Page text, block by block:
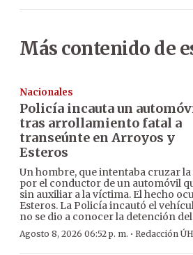
Más contenido de
Nacionales
Policía incauta un
tras arrollamiento fatal a
transeúnte en Arroyos y
Esteros
Un hombre, que intentaba cruzar
por el conductor de un automóvil
sin auxiliar a la víctima. El hecho
Esteros. La Policía incautó el
no se dio a conocer la detención
Agosto 8, 2026 06:52 p. m. · Redacción ÚH